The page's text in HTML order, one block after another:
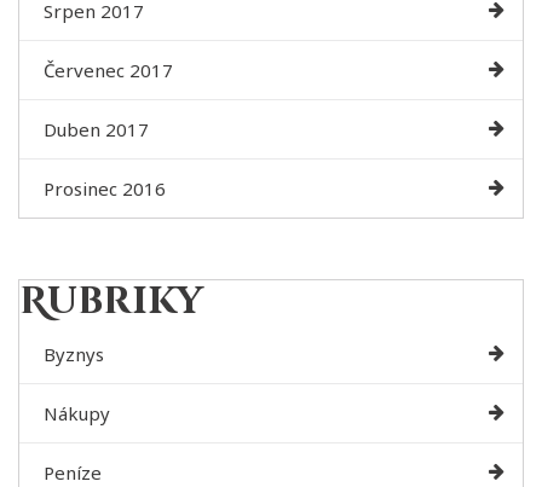
Srpen 2017
Červenec 2017
Duben 2017
Prosinec 2016
Rubriky
Byznys
Nákupy
Peníze